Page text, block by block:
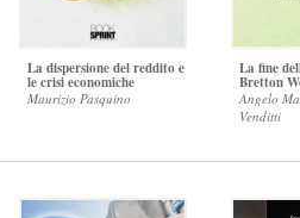
La dispersione del reddito e
le crisi economiche
Maurizio Pasquino
La fine
Bretton
Angelo
Venditti